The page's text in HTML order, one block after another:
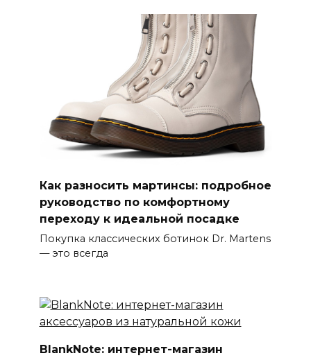
Как разносить мартинсы: подробное
руководство по комфортному
переходу к идеальной посадке
Покупка классических ботинок Dr. Martens
— это всегда
BlankNote: интернет-магазин